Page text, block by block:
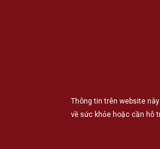
Thông tin trên website
về sức khỏe hoặc cần hỗ